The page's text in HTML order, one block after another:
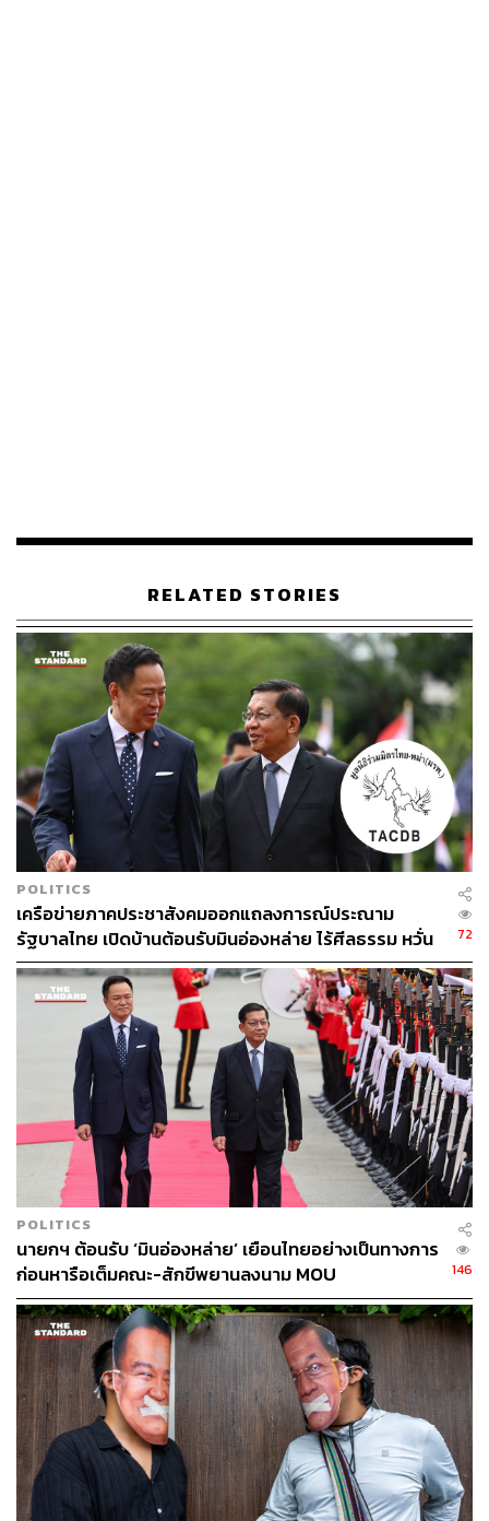
การอภิปรายไม่ไว้วางใจ
การซักฟอกรัฐบาล
298
ABOUT THE AUTHOR
THE STANDARD TEAM
กองบรรณาธิการ THE STANDARD
RELATED STORIES
POLITICS
เครือข่ายภาคประชาสังคมออกแถลงการณ์ประณาม
รัฐบาลไทย เปิดบ้านต้อนรับมินอ่องหล่าย ไร้ศีลธรรม หวั่น
ถูกใช้เป็นเครื่องมือกดขี่ชาวเมียนมา
72
POLITICS
นายกฯ ต้อนรับ ‘มินอ่องหล่าย’ เยือนไทยอย่างเป็นทางการ
ก่อนหารือเต็มคณะ-สักขีพยานลงนาม MOU
146